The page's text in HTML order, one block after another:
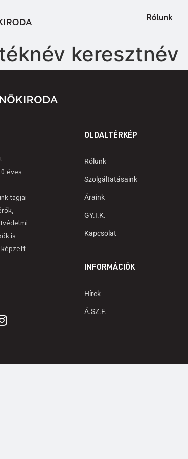
Rólunk
keresztnév
éves
tagjai
is
képzett
OLDALTÉRKÉP
Rólunk
Szolgáltatásaink
Áraink
GY.I.K.
Kapcsolat
INFORMÁCIÓK
Hírek
Á.SZ.F.